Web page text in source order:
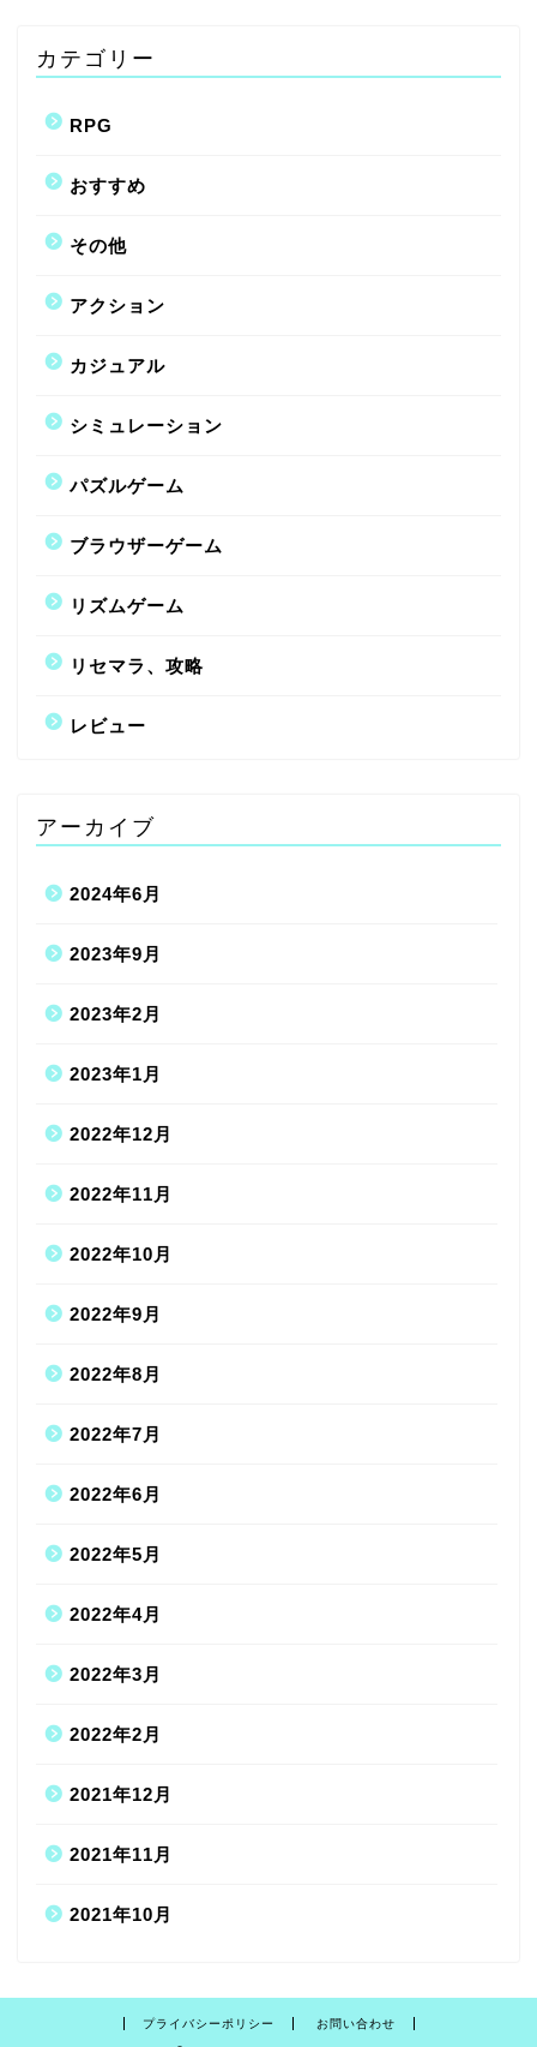
カテゴリー
RPG
おすすめ
その他
アクション
カジュアル
シミュレーション
パズルゲーム
ブラウザーゲーム
リズムゲーム
リセマラ、攻略
レビュー
アーカイブ
2024年6月
2023年9月
2023年2月
2023年1月
2022年12月
2022年11月
2022年10月
2022年9月
2022年8月
2022年7月
2022年6月
2022年5月
2022年4月
2022年3月
2022年2月
2021年12月
2021年11月
2021年10月
プライバシーポリシー お問い合わせ